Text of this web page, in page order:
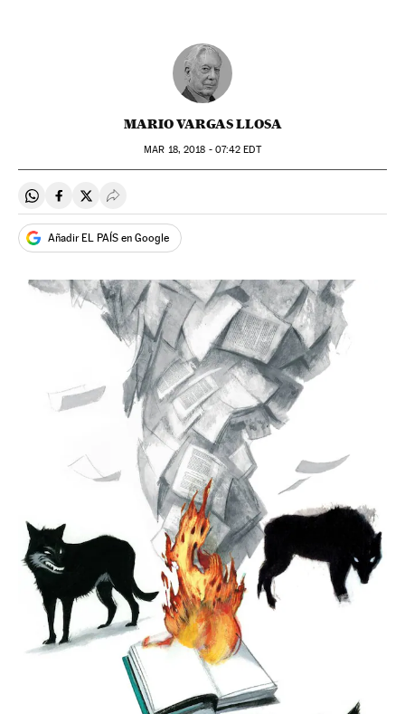
MARIO VARGAS LLOSA
MAR 18, 2018 - 07:42 EDT
Compartir en Whatsapp
Compartir en Facebook
Compartir en Twitter
Desplegar Redes Sociales
Añadir EL PAÍS en Google